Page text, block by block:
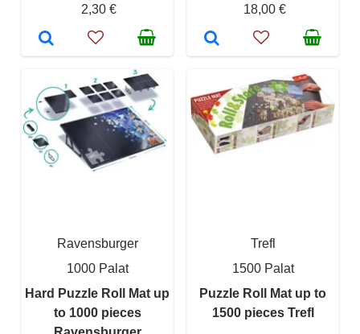
2,30 €
18,00 €
Ravensburger
1000 Palat
Hard Puzzle Roll Mat up
to 1000 pieces
Trefl
1500 Palat
Puzzle Roll Mat up to
1500 pieces Trefl